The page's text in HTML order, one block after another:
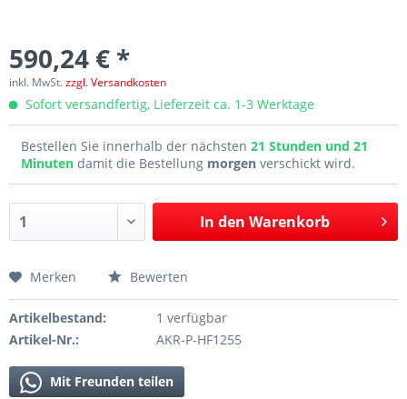
590,24 € *
inkl. MwSt.zzgl. Versandkosten
Sofort versandfertig, Lieferzeit ca. 1-3 Werktage
Bestellen Sie innerhalb der nächsten 21 Stunden und 21
Minuten damit die Bestellung morgen verschickt wird.
In den Warenkorb
Merken Bewerten
Artikelbestand:
1 verfügbar
Artikel-Nr.:
AKR-P-HF1255
Mit Freunden teilen